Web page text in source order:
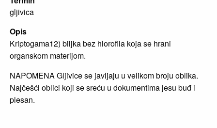
gljivica
Opis
Kriptogama12) biljka bez hlorofila koja se hrani
organskom materijom.
NAPOMENA Gljivice se javljaju u velikom broju oblika.
Najčešći oblici koji se sreću u dokumentima jesu buđ i
plesan.